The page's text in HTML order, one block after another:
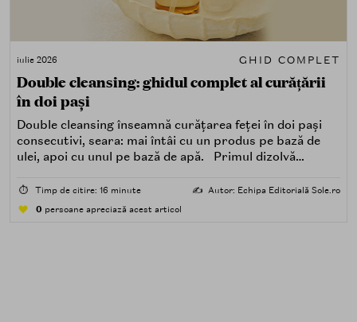
iulie 2026 GHID COMPLET
Double cleansing: ghidul complet al curățării
în doi pași
Double cleansing înseamnă curățarea feței în doi pași
consecutivi, seara: mai întâi cu un produs pe bază de
ulei, apoi cu unul pe bază de apă. Primul dizolvă
poluare. Al doilea îndepărtează impuritățile solubile în
⏱️ Timp de citire: 16 minute ✍️ Autor: Echipa Editorială Sole.ro
0 persoane apreciază acest articol